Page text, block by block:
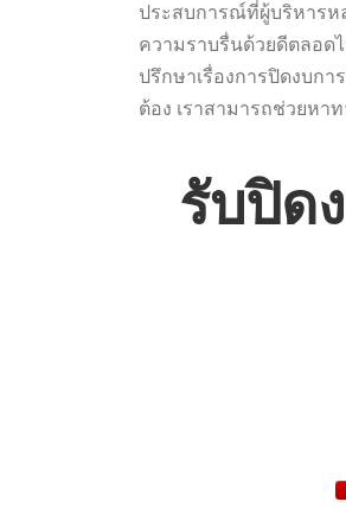
ประสบการณ์ที่ผู้บริหารห
ความราบรื่นด้วยดีตลอดไ
ปรึกษาเรื่องการปิดงบก
ต้อง เราสามารถช่วยหา
รับปิด